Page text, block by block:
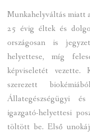
Munkahelyváltás miatt
25 évig éltek és
országosan is
helyettese, míg
képviseletét vezette.
szerezett
Állategészségügyi
igazgató-helyettesi
töltött be. Első